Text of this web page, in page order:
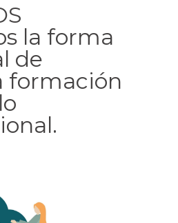
la forma
de
formación